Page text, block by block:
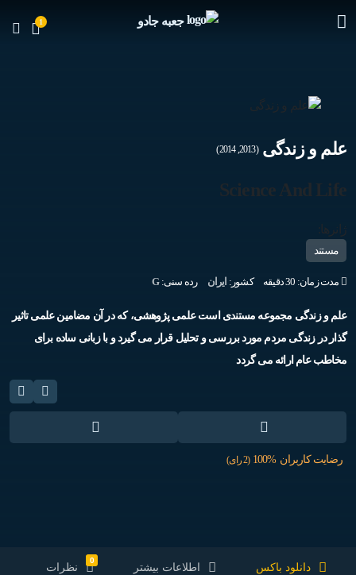
1 جعبه جادو
علم و زندگی (2013, 2014)
Science And Life
ژانرها:
مستند
مدت زمان: 30 دقیقه کشور: ایران رده سنی:G
علم و زندگی مجموعه مستندی است علمی پژوهشی، که در آن مضامین علمی تاثیر
گذار در زندگی مردم مورد بررسی و تحلیل قرار می گیرد و با زبانی ساده برای
مخاطب عام ارائه می گردد
رضایت کاربران 100% (2 رای)
دانلود باکس اطلاعات بیشتر
0
نظرات